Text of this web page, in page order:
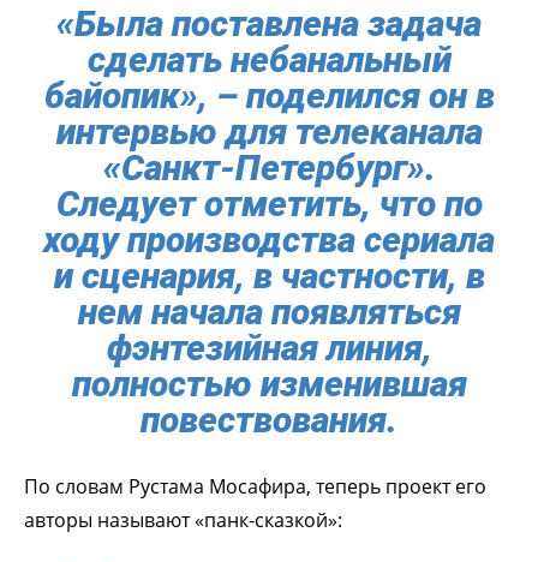
«Была поставлена задача
сделать небанальный
байопик», – поделился он в
интервью для телеканала
«Санкт-Петербург».
Следует отметить, что по
ходу производства сериала
и сценария, в частности, в
нем начала появляться
фэнтезийная линия,
полностью изменившая
повествования.
По словам Рустама Мосафира, теперь проект его
авторы называют «панк-сказкой»: